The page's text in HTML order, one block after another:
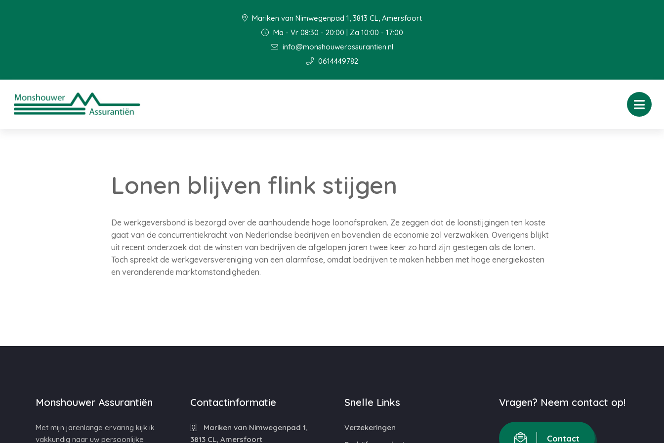
Mariken van Nimwegenpad 1, 3813 CL, Amersfoort
Ma - Vr 08:30 - 20:00 | Za 10:00 - 17:00
info@monshouwerassurantien.nl
0614449782
Lonen blijven flink stijgen
De werkgeversbond is bezorgd over de aanhoudende hoge loonafspraken. Ze zeggen dat de loonstijgingen ten koste
gaat van de concurrentiekracht van Nederlandse bedrijven en bovendien de economie zal verzwakken. Overigens blijkt
uit recent onderzoek dat de winsten van bedrijven de afgelopen jaren twee keer zo hard zijn gestegen als de lonen.
Toch spreekt de werkgeversvereniging van een alarmfase, omdat bedrijven te maken hebben met hoge energiekosten
en veranderende marktomstandigheden.
Monshouwer Assurantiën
Met mijn jarenlange ervaring kijk ik
vakkundig naar uw persoonlijke
Contactinformatie
Mariken van Nimwegenpad 1,
3813 CL, Amersfoort
Snelle Links
Verzekeringen
Vragen? Neem contact op!
Contact